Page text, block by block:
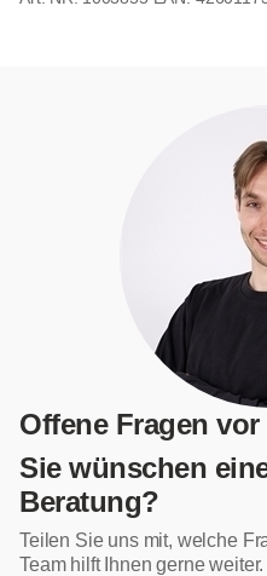
Offene Fragen
Sie wünschen
Beratung?
Teilen Sie uns mit, welche
Team hilft Ihnen gerne